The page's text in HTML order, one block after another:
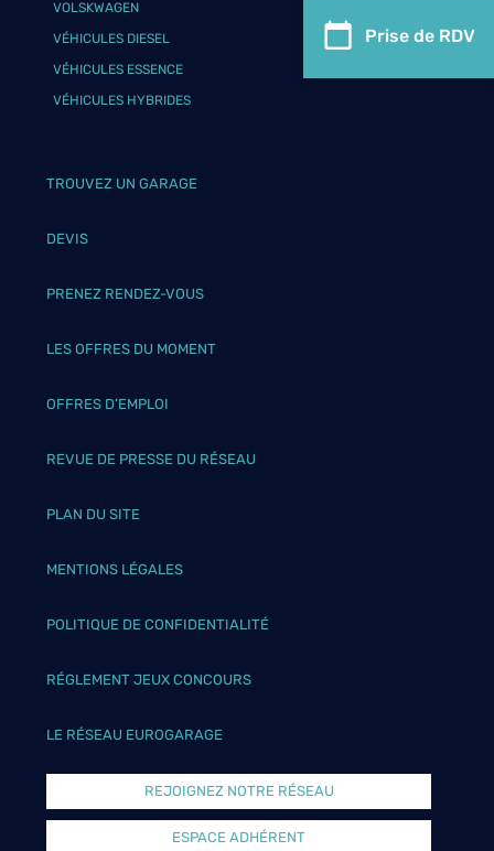
Prise de RDV
VOLSKWAGEN
VÉHICULES DIESEL
VÉHICULES ESSENCE
VÉHICULES HYBRIDES
TROUVEZ UN GARAGE
DEVIS
PRENEZ RENDEZ-VOUS
LES OFFRES DU MOMENT
OFFRES D’EMPLOI
REVUE DE PRESSE DU RÉSEAU
PLAN DU SITE
MENTIONS LÉGALES
POLITIQUE DE CONFIDENTIALITÉ
RÉGLEMENT JEUX CONCOURS
LE RÉSEAU EUROGARAGE
REJOIGNEZ NOTRE RÉSEAU
ESPACE ADHÉRENT